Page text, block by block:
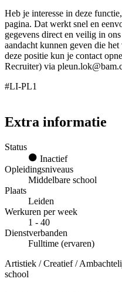
Heb je interesse in deze
pagina. Dat werkt snel en
gegevens direct en veilig in
aandacht kunnen geven die
deze positie kun je contact
Recruiter) via
#LI-PL1
Extra informatie
Status
Inactief
Opleidingsniveaus
Middelbare school
Plaats
Leiden
Werkuren per week
1 - 40
Dienstverbanden
Fulltime (ervaren)
Artistiek / Creatief /
school